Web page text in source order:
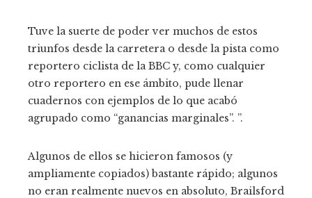
Tuve la suerte de poder ver muchos de estos
triunfos desde la carretera o desde la pista como
reportero ciclista de la BBC y, como cualquier
otro reportero en ese ámbito, pude llenar
cuadernos con ejemplos de lo que acabó
agrupado como “ganancias marginales”. ”.
Algunos de ellos se hicieron famosos (y
ampliamente copiados) bastante rápido; algunos
no eran realmente nuevos en absoluto, Brailsford